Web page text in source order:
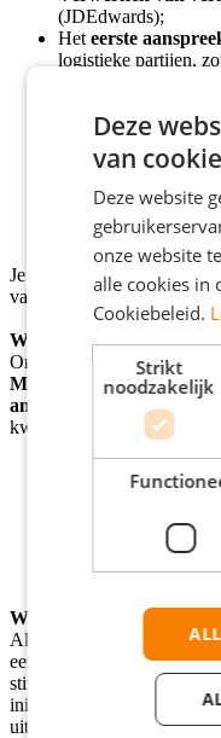
(JDEdwards);
Het eerste
logistieke partijen,
Waarborgen van
exportzendingen;
Proactief aandragen
supply chain;
Beheren en
klachtenregistratie.
Je bent met andere
van deze functie én
Wie ben jij?
Onze ideale kandidaat is
Multitaskenin een
analytisch
.
kwalificaties:
Minimaal 2 jaar
logistiek of
Ervaring met ERP-
Uitstekende
Proactief,
Wat wordt geboden?
Als Supply Service
een internationale
stimuleert. Het team is
initiatief en het verbeteren
uitstekende
Deze
van
Deze website
onze website
alle cookies in
Cookiebeleid.
Strikt
noodzakelijk